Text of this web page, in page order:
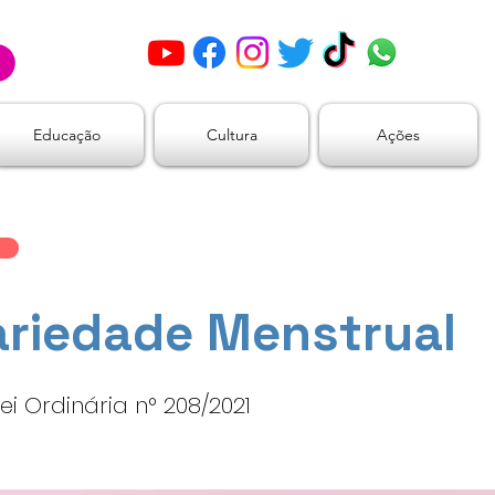
Educação Cultura Ações
Menstrual
Ordinária n° 208/2021